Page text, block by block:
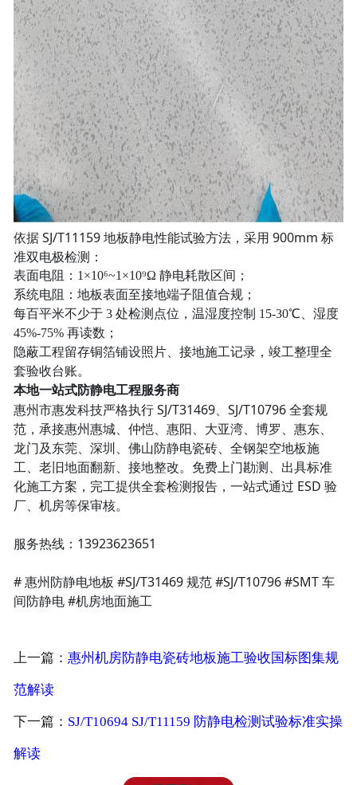
依据 SJ/T11159 地板静电性能试验方法，采用 900mm 标
准双电极检测：
表面电阻：1×10⁶~1×10⁹Ω 静电耗散区间；
系统电阻：地板表面至接地端子阻值合规；
每百平米不少于 3 处检测点位，温湿度控制 15-30℃、湿度
45%-75% 再读数；
隐蔽工程留存铜箔铺设照片、接地施工记录，竣工整理全
套验收台账。
本地一站式防静电工程服务商
惠州市惠发科技严格执行 SJ/T31469、SJ/T10796 全套规
范，承接惠州惠城、仲恺、惠阳、大亚湾、博罗、惠东、
龙门及东莞、深圳、佛山防静电瓷砖、全钢架空地板施
工、老旧地面翻新、接地整改。免费上门勘测、出具标准
化施工方案，完工提供全套检测报告，一站式通过 ESD 验
厂、机房等保审核。
服务热线：13923623651
# 惠州防静电地板 #SJ/T31469 规范 #SJ/T10796 #SMT 车
间防静电 #机房地面施工
上一篇： 惠州机房防静电瓷砖地板施工验收国标图集规
范解读
下一篇： SJ/T10694 SJ/T11159 防静电检测试验标准实操
解读